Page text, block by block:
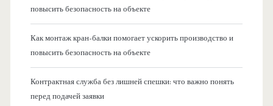
повысить безопасность на объекте
Как монтаж кран-балки помогает ускорить производство и
повысить безопасность на объекте
Контрактная служба без лишней спешки: что важно понять
перед подачей заявки